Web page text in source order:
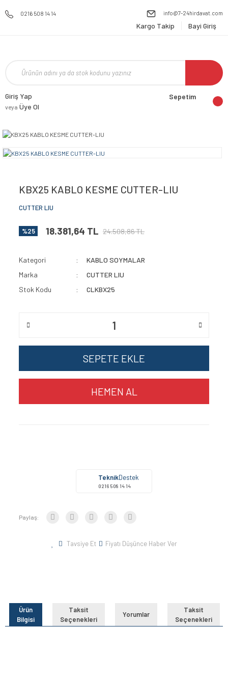
0216 508 14 14 info@7-24hirdavat.com
Kargo Takip Bayi Giriş
Giriş Yap
veya Üye Ol
Sepetim
KBX25 KABLO KESME CUTTER-LIU
CUTTER LIU
%25 18.381,64 TL 24.508,86 TL
Kategori
KABLO SOYMALAR
Marka
CUTTER LIU
Stok Kodu
CLKBX25
SEPETE EKLE
HEMEN AL
TeknikDestek
0216 508 14 14
Paylaş:
Tavsiye Et Fiyatı Düşünce Haber Ver
Ürün
Bilgisi
Taksit
Seçenekleri
Yorumlar
Taksit
Seçenekleri